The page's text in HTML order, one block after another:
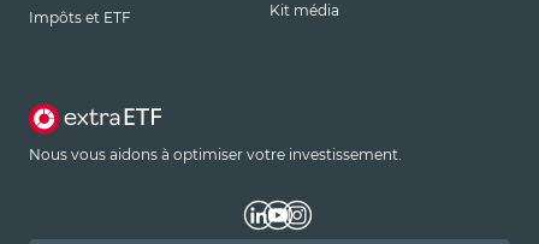
Impôts et ETF
Kit média
Nous vous aidons à optimiser votre investissement.